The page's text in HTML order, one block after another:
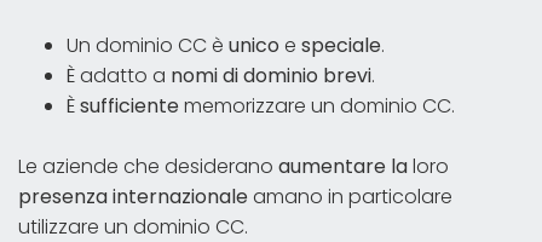
Un dominio CC è unico e speciale.
È adatto a nomi di dominio brevi.
Èsufficientememorizzare un dominio CC.
Le aziende che desiderano aumentare laloro
presenza internazionaleamano in particolare
utilizzare un dominio CC.